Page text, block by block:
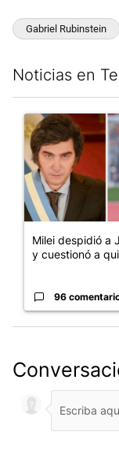
Gabriel Rubinstein
Noticias en
Un artículo de
Milei despidió a
y cuestionó a
96